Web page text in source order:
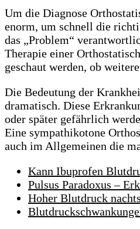
Um die Diagnose
enorm, um schnell die
das „Problem“
Therapie einer
geschaut werden, ob
Die Bedeutung der
dramatisch. Diese
oder später gefährlich
Eine sympathikotone
auch im Allgemeinen die
Kann Ibuprofen
Pulsus Paradoxus –
Hoher Blutdruck